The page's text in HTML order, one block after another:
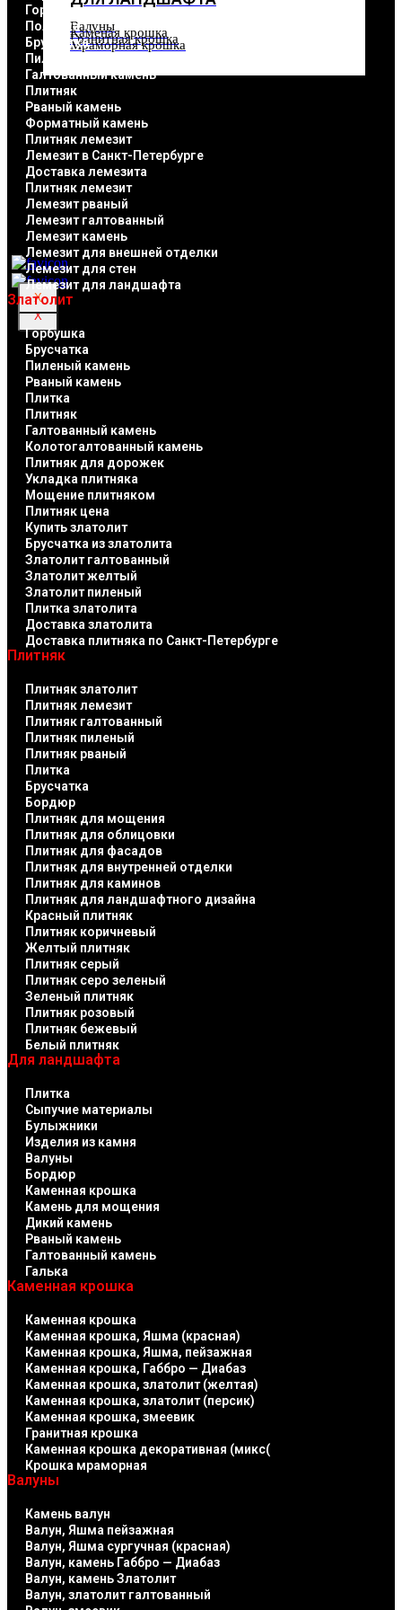
крошка
Гранитная
Мраморная
крошка
КОМПАНИИ
Наши реквизиты
Оплата
Доставка природного
камня
ЦЕНЫ
АКЦИИ
ОБЪЕКТЫ
КОНТАКТЫ
X
Валуны
Каменая крошка
Гранитная крошка
Мраморная крошка
Наши реквизиты
Оплата
Доставка природного камня
ЦЕНЫ
АКЦИИ
ОБЪЕКТЫ
КОНТАКТЫ
X
Горбушка
Полоска
Брусчатка
Пиленый камень
Галтованный камень
Плитняк
Рваный камень
Форматный камень
Плитняк лемезит
Лемезит в Санкт-Петербурге
Доставка лемезита
Плитняк лемезит
Лемезит рваный
Лемезит галтованный
Лемезит камень
Лемезит для внешней отделки
Лемезит для стен
Лемезит для ландшафта
Златолит
Горбушка
Брусчатка
Пиленый камень
Рваный камень
Плитка
Плитняк
Галтованный камень
Колотогалтованный камень
Плитняк для дорожек
Укладка плитняка
Мощение плитняком
Плитняк цена
Купить златолит
Брусчатка из златолита
Златолит галтованный
Златолит желтый
Златолит пиленый
Плитка златолита
Доставка златолита
Доставка плитняка по Санкт-Петербурге
Плитняк
Плитняк златолит
Плитняк лемезит
Плитняк галтованный
Плитняк пиленый
Плитняк рваный
Плитка
Брусчатка
Бордюр
Плитняк для мощения
Плитняк для облицовки
Плитняк для фасадов
Плитняк для внутренней отделки
Плитняк для каминов
Плитняк для ландшафтного дизайна
Красный плитняк
Плитняк коричневый
Желтый плитняк
Плитняк серый
Плитняк серо зеленый
Зеленый плитняк
Плитняк розовый
Плитняк бежевый
Белый плитняк
Для ландшафта
Плитка
Сыпучие материалы
Булыжники
Изделия из камня
Валуны
Бордюр
Каменная крошка
Камень для мощения
Дикий камень
Рваный камень
Галтованный камень
Галька
Каменная крошка
Каменная крошка
Каменная крошка, Яшма (красная)
Каменная крошка, Яшма, пейзажная
Каменная крошка, Габбро — Диабаз
Каменная крошка, златолит (желтая)
Каменная крошка, златолит (персик)
Каменная крошка, змеевик
Гранитная крошка
Каменная крошка декоративная (микс(
Крошка мраморная
Валуны
Камень валун
Валун, Яшма пейзажная
Валун, Яшма сургучная (красная)
Валун, камень Габбро — Диабаз
Валун, камень Златолит
Валун, златолит галтованный